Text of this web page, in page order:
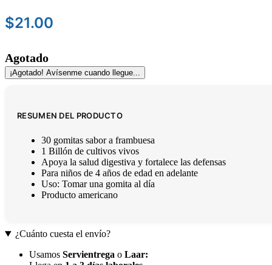
$21.00
Agotado
¡Agotado! Avísenme cuando llegue...
RESUMEN DEL PRODUCTO
30 gomitas sabor a frambuesa
1 Billón de cultivos vivos
Apoya la salud digestiva y fortalece las defensas
Para niños de 4 años de edad en adelante
Uso: Tomar una gomita al día
Producto americano
¿Cuánto cuesta el envío?
Usamos Servientrega o Laar: